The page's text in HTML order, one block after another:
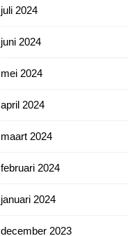
juli 2024
juni 2024
mei 2024
april 2024
maart 2024
februari 2024
januari 2024
december 2023